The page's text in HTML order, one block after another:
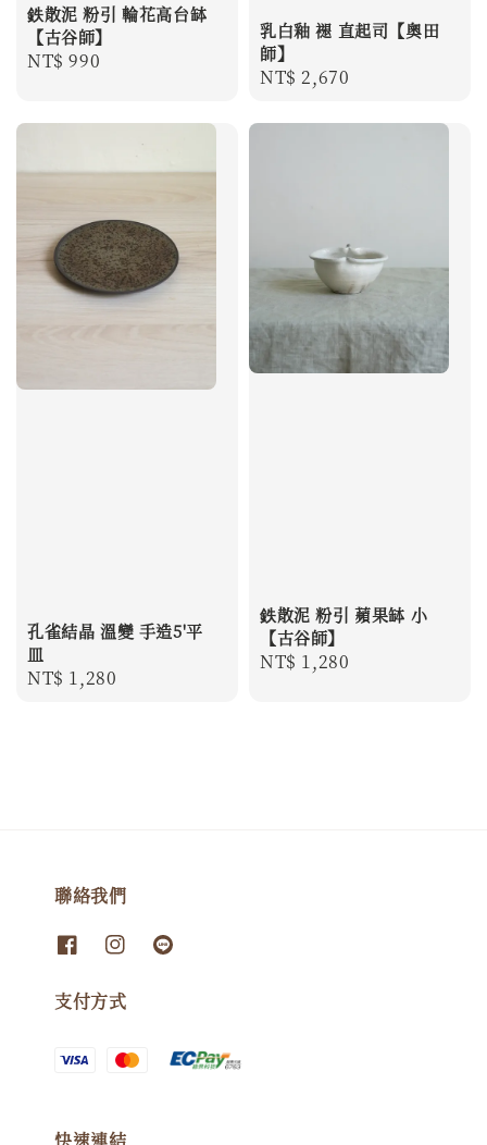
鉄散泥 粉引 輪花高台缽
【古谷師】
Regular
NT$ 990
乳白釉 褪 直起司【奧田
師】
Regular
NT$ 2,670
孔雀結晶 溫變 手造5'平
皿
Regular
NT$ 1,280
鉄散泥 粉引 蘋果缽 小
【古谷師】
Regular
NT$ 1,280
聯絡我們
支付方式